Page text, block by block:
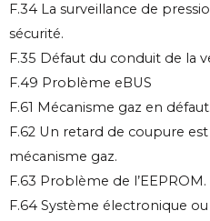
F.34 La surveillance de
sécurité.
F.35 Défaut du conduit de la
F.49 Problème eBUS
F.61 Mécanisme gaz en défaut.
F.62 Un retard de coupure
mécanisme gaz.
F.63 Problème de l’EEPROM.
F.64 Système électronique